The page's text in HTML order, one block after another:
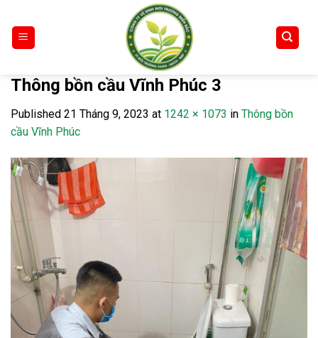
content
Thông bồn cầu Vĩnh Phúc 3
Published 21 Tháng 9, 2023 at 1242 × 1073 in Thông bồn
cầu Vĩnh Phúc